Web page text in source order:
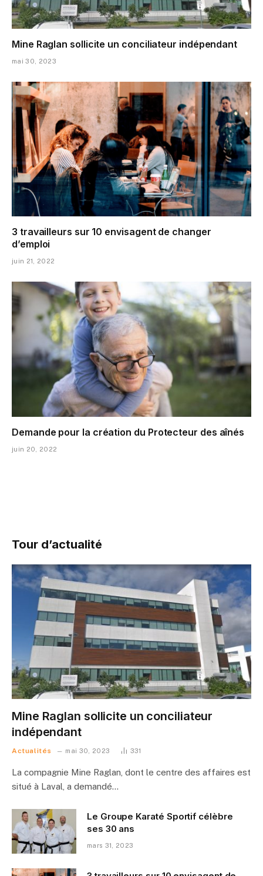
Mine Raglan sollicite un conciliateur indépendant
mai 30, 2023
3 travailleurs sur 10 envisagent de changer
d’emploi
juin 21, 2022
Demande pour la création du Protecteur des aînés
juin 20, 2022
Tour d’actualité
Mine Raglan sollicite un conciliateur
indépendant
Actualités mai 30, 2023 331
La compagnie Mine Raglan, dont le centre des affaires est
situé à Laval, a demandé…
Le Groupe Karaté Sportif célèbre
ses 30 ans
mars 31, 2023